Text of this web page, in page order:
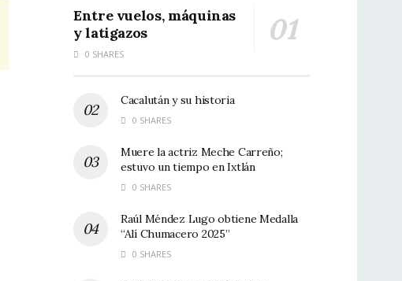
Entre vuelos, máquinas
y latigazos
0 SHARES
Cacalután y su historia
0 SHARES
Muere la actriz Meche Carreño;
estuvo un tiempo en Ixtlán
0 SHARES
Raúl Méndez Lugo obtiene Medalla
“Alí Chumacero 2025”
0 SHARES